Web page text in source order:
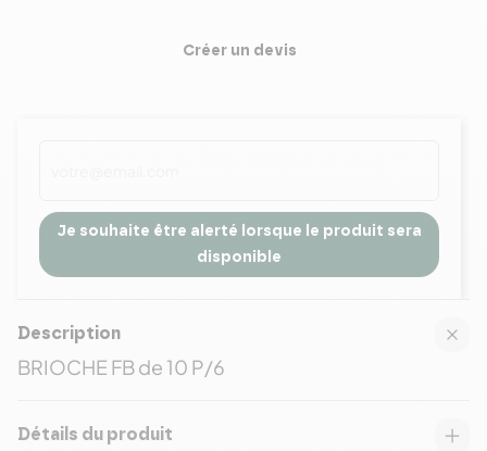
Créer un devis
Je souhaite être alerté lorsque le produit sera
disponible
Description
BRIOCHE FB de 10 P/6
Détails du produit